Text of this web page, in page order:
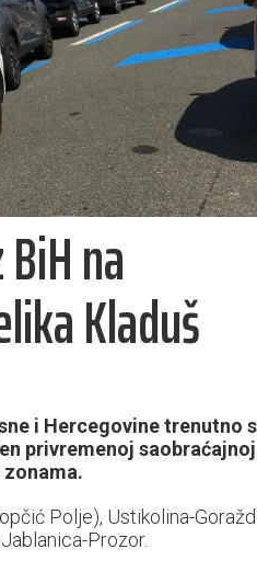
na
Kladuš
i Hercegovine trenutno
privremenoj saobraćajnoj
Polje), Ustikolina-
Prozor.